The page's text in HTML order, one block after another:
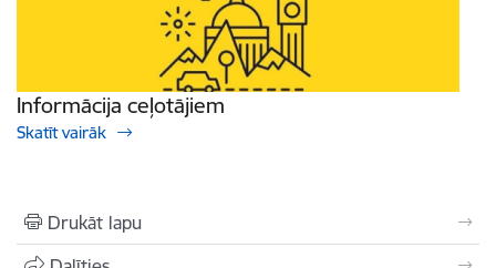
Informācija ceļotājiem
Skatīt vairāk
Drukāt lapu